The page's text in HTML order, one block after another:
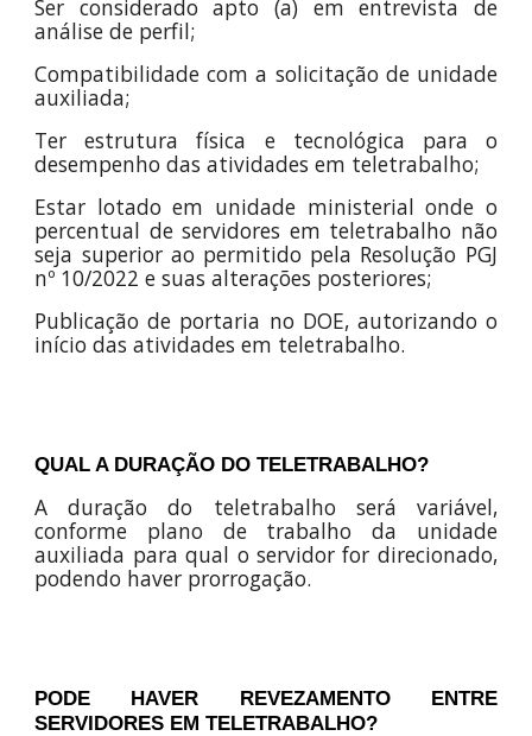
Ser considerado apto (a) em entrevista de
análise de perfil;
Compatibilidade com a solicitação de unidade
auxiliada;
Ter estrutura física e tecnológica para o
desempenho das atividades em teletrabalho;
Estar lotado em unidade ministerial onde o
percentual de servidores em teletrabalho não
seja superior ao permitido pela Resolução PGJ
nº 10/2022 e suas alterações posteriores;
Publicação de portaria no DOE, autorizando o
início das atividades em teletrabalho.
QUAL A DURAÇÃO DO TELETRABALHO?
A duração do teletrabalho será variável,
conforme plano de trabalho da unidade
auxiliada para qual o servidor for direcionado,
podendo haver prorrogação.
PODE HAVER REVEZAMENTO ENTRE
SERVIDORES EM TELETRABALHO?